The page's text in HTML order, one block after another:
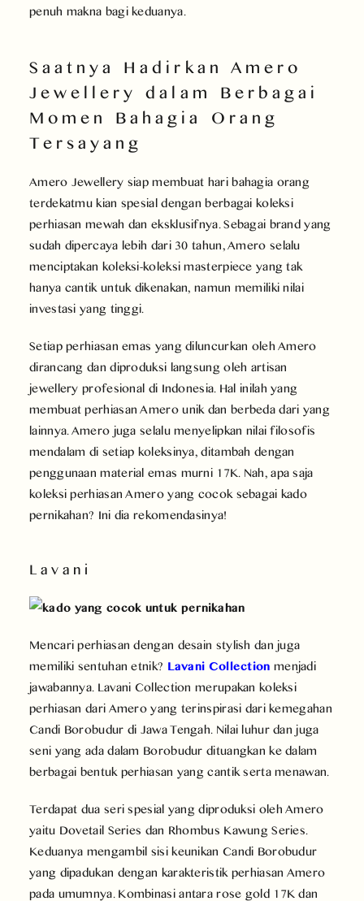
penuh makna bagi keduanya.
Saatnya Hadirkan Amero
Jewellery dalam Berbagai
Momen Bahagia Orang
Tersayang
Amero Jewellery siap membuat hari bahagia orang
terdekatmu kian spesial dengan berbagai koleksi
perhiasan mewah dan eksklusifnya. Sebagai brand yang
sudah dipercaya lebih dari 30 tahun, Amero selalu
menciptakan koleksi-koleksi masterpiece yang tak
hanya cantik untuk dikenakan, namun memiliki nilai
investasi yang tinggi.
Setiap perhiasan emas yang diluncurkan oleh Amero
dirancang dan diproduksi langsung oleh artisan
jewellery profesional di Indonesia. Hal inilah yang
membuat perhiasan Amero unik dan berbeda dari yang
lainnya. Amero juga selalu menyelipkan nilai filosofis
mendalam di setiap koleksinya, ditambah dengan
penggunaan material emas murni 17K. Nah, apa saja
koleksi perhiasan Amero yang cocok sebagai kado
pernikahan? Ini dia rekomendasinya!
Lavani
Mencari perhiasan dengan desain stylish dan juga
memiliki sentuhan etnik? Lavani Collection menjadi
jawabannya. Lavani Collection merupakan koleksi
perhiasan dari Amero yang terinspirasi dari kemegahan
Candi Borobudur di Jawa Tengah. Nilai luhur dan juga
seni yang ada dalam Borobudur dituangkan ke dalam
berbagai bentuk perhiasan yang cantik serta menawan.
Terdapat dua seri spesial yang diproduksi oleh Amero
yaitu Dovetail Series dan Rhombus Kawung Series.
Keduanya mengambil sisi keunikan Candi Borobudur
yang dipadukan dengan karakteristik perhiasan Amero
pada umumnya. Kombinasi antara rose gold 17K dan